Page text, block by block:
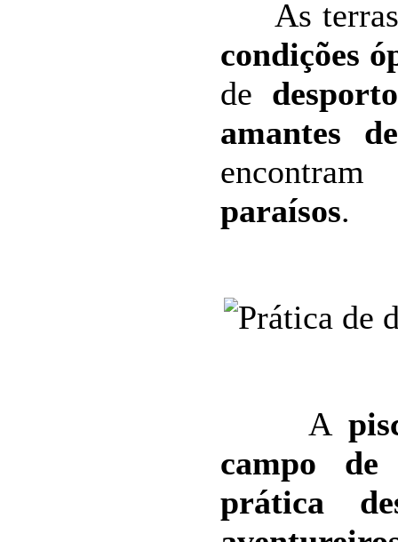
As terras
condições
de
amantes
paraísos.
A
campo de
prática